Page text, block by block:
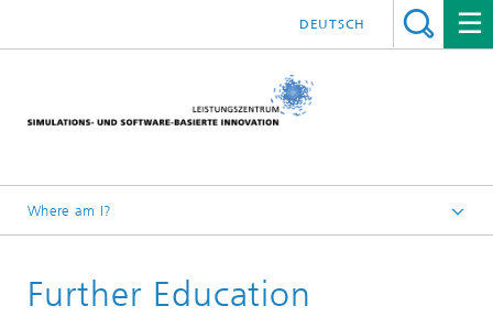
DEUTSCH
Where am I?
Further Education
Further Education